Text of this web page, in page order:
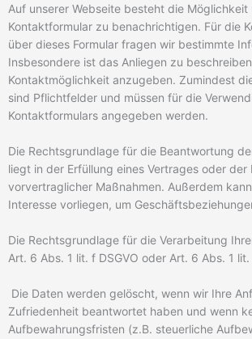
Auf unserer Webseite besteht die Möglichkeit
Kontaktformular zu benachrichtigen. Für die
über dieses Formular fragen wir bestimmte
Insbesondere ist das Anliegen zu
Kontaktmöglichkeit anzugeben. Zumindest
sind Pflichtfelder und müssen für die
Kontaktformulars angegeben werden.
Die Rechtsgrundlage für die Beantwortung
liegt in der Erfüllung eines Vertrages oder der
vorvertraglicher Maßnahmen. Außerdem
Interesse vorliegen, um
Die Rechtsgrundlage für die Verarbeitung
Art. 6 Abs. 1 lit. f DSGVO oder Art. 6 Abs. 1 lit.
Die Daten werden gelöscht, wenn wir Ihre
Zufriedenheit beantwortet haben und wenn
Aufbewahrungsfristen (z.B. steuerliche